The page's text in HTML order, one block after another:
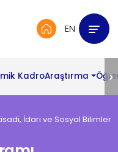
EN
KadroAraştırma
İdari ve Sosyal Bilimler